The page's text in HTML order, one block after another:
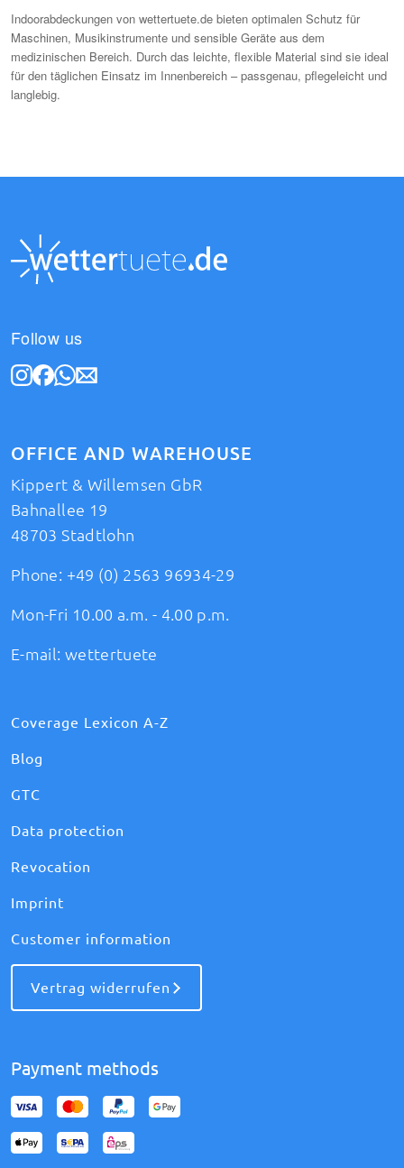
Indoorabdeckungen von wettertuete.de bieten optimalen Schutz für
Maschinen, Musikinstrumente und sensible Geräte aus dem
medizinischen Bereich. Durch das leichte, flexible Material sind sie ideal
für den täglichen Einsatz im Innenbereich – passgenau, pflegeleicht und
langlebig.
Follow us
OFFICE AND WAREHOUSE
Kippert & Willemsen GbR
Bahnallee 19
48703 Stadtlohn
Phone: +49 (0) 2563 96934-29
Mon-Fri 10.00 a.m. - 4.00 p.m.
E-mail: wettertuete
Coverage Lexicon A-Z
Blog
GTC
Data protection
Revocation
Imprint
Customer information
Vertrag widerrufen
Payment methods